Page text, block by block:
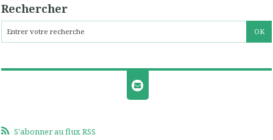
Rechercher
S'abonner au flux RSS